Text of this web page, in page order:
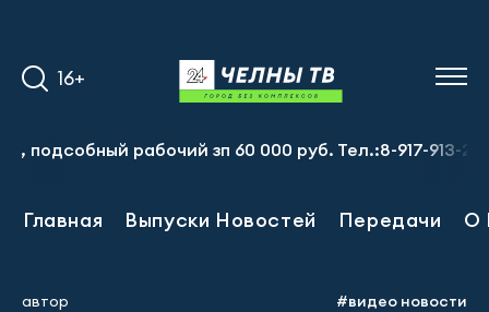
16+
рабочий зп 60 000 руб. Тел.:8-917-913-20-71
Главная Выпуски Новостей Передачи О
автор #видео новости